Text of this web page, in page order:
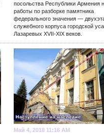
посольства Республики Армения
работы по разборке памятника
федерального значения —
служебного корпуса городской
Лазаревых XVII-XIX веков.
Май 4, 2018 11:16 AM